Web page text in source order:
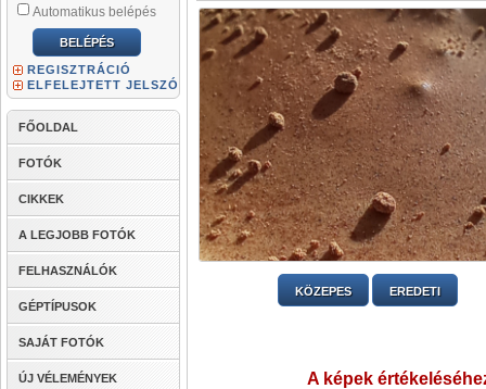
Automatikus belépés
REGISZTRÁCIÓ
ELFELEJTETT JELSZÓ
FŐOLDAL
FOTÓK
CIKKEK
A LEGJOBB FOTÓK
FELHASZNÁLÓK
GÉPTÍPUSOK
SAJÁT FOTÓK
ÚJ VÉLEMÉNYEK
KÖZEPES EREDETI
A képek